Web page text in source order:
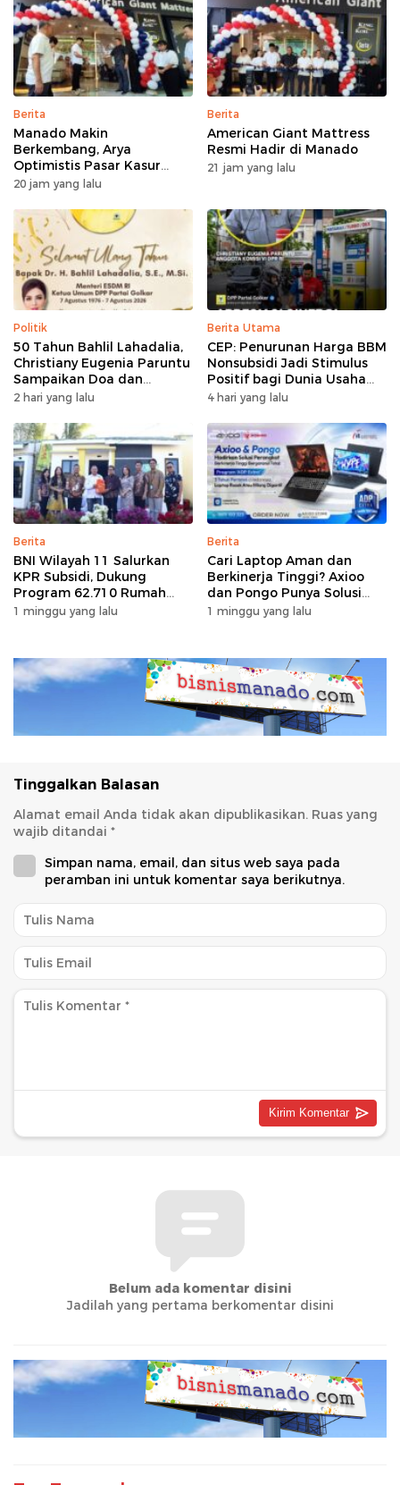
Berita
Manado Makin
Berkembang, Arya
Optimistis Pasar Kasur
Premium Tumbuh
20 jam yang lalu
Berita
American Giant Mattress
Resmi Hadir di Manado
21 jam yang lalu
Politik
50 Tahun Bahlil Lahadalia,
Christiany Eugenia Paruntu
Sampaikan Doa dan
Harapan
2 hari yang lalu
Berita Utama
CEP: Penurunan Harga BBM
Nonsubsidi Jadi Stimulus
Positif bagi Dunia Usaha
dan Pertumbuhan Ekonomi
4 hari yang lalu
Berita
BNI Wilayah 11 Salurkan
KPR Subsidi, Dukung
Program 62.710 Rumah
Bersubsidi
1 minggu yang lalu
Berita
Cari Laptop Aman dan
Berkinerja Tinggi? Axioo
dan Pongo Punya Solusi
dengan Garansi Ekstra
1 minggu yang lalu
Tinggalkan Balasan
Alamat email Anda tidak akan dipublikasikan. Ruas yang
wajib ditandai *
Simpan nama, email, dan situs web saya pada
peramban ini untuk komentar saya berikutnya.
Belum ada komentar disini
Jadilah yang pertama berkomentar disini